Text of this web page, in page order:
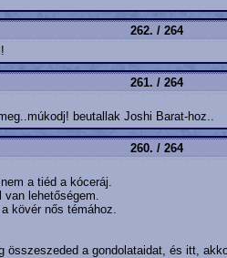
262. / 264
261. / 264
beutallak Joshi Barat-hoz..
260. / 264
a tiéd a kóceráj.
van lehetőségem.
kövér nős témához.
összeszeded a gondolataidat, és itt,